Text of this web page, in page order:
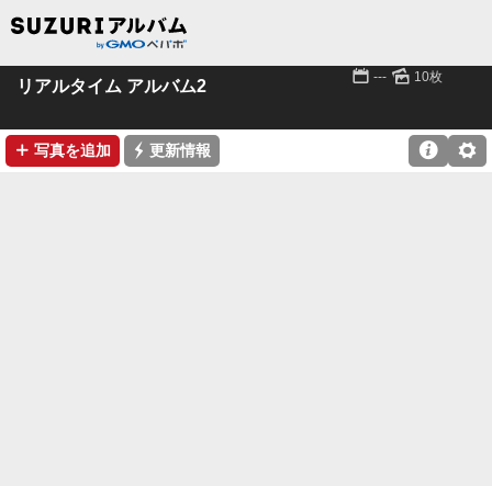
リアルタイム アルバム2 📅 --- 🌄 10枚
➕ 写真を追加 ⚡ 更新情報 ⚙
